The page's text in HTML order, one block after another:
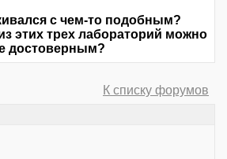
с чем-то подобным?
этих трех лабораторий можно
достоверным?
К списку форумов